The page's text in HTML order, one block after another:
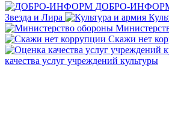
ДОБРО-
Звезда и Лира
Скажи нет
качества услуг учреждений культуры